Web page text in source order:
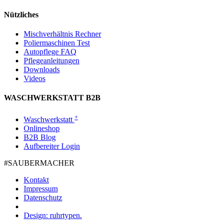
Nützliches
Mischverhältnis Rechner
Poliermaschinen Test
Autopflege FAQ
Pflegeanleitungen
Downloads
Videos
WASCHWERKSTATT B2B
Waschwerkstatt +
Onlineshop
B2B Blog
Aufbereiter Login
#SAUBER­MACHER
Kontakt
Impressum
Datenschutz
Design: ruhrtypen.